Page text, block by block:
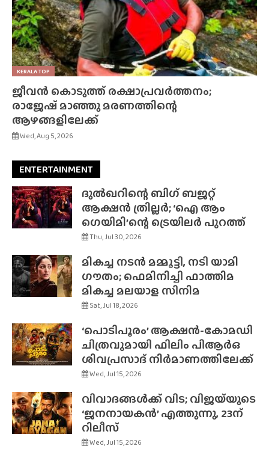
KERALA TOP
ജീവൻ കൊടുത്ത് രക്ഷാപ്രവർത്തനം;
രാജേഷ് മാഞ്ഞു മരണത്തിന്റെ
ആഴങ്ങളിലേക്ക്
Wed, Aug 5, 2026
ENTERTAINMENT
ദുൽഖറിന്റെ ബിഗ് ബജറ്റ്
ആക്ഷൻ ത്രില്ലർ; ‘ഐ ആം
ഗെയിമി’ന്റെ ട്രെയിലർ പുറത്ത്
Thu, Jul 30, 2026
മികച്ച നടൻ മമ്മൂട്ടി, നടി യാമി
ഗൗതം; ഫെമിനിച്ചി ഫാത്തിമ
മികച്ച മലയാള സിനിമ
Sat, Jul 18, 2026
‘പൊടിപൂരം’ ആക്ഷൻ-കോമഡി
ചിത്രവുമായി ഫിലിം പിആർഒ
ശിവപ്രസാദ് നിർമാണത്തിലേക്ക്
Wed, Jul 15, 2026
വിവാദങ്ങൾക്ക് വിട; വിജയ്‌യുടെ
‘ജനനായകൻ’ എത്തുന്നു, 23ന്
റിലീസ്
Wed, Jul 15, 2026